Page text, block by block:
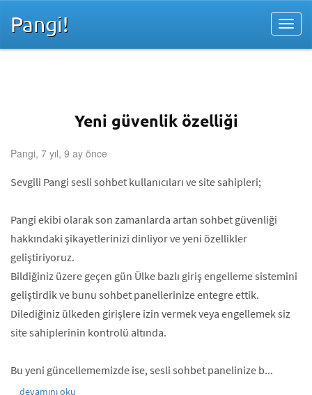
Pangi!
Yeni güvenlik özelliği
Pangi, 7 yıl, 9 ay önce
Sevgili Pangi sesli sohbet kullanıcıları ve site sahipleri;
Pangi ekibi olarak son zamanlarda artan sohbet güvenliği
hakkındaki şikayetlerinizi dinliyor ve yeni özellikler
geliştiriyoruz.
Bildiğiniz üzere geçen gün Ülke bazlı giriş engelleme sistemini
geliştirdik ve bunu sohbet panellerinize entegre ettik.
Dilediğiniz ülkeden girişlere izin vermek veya engellemek siz
site sahiplerinin kontrolü altında.
Bu yeni güncellememizde ise, sesli sohbet panelinize b...
devamını oku